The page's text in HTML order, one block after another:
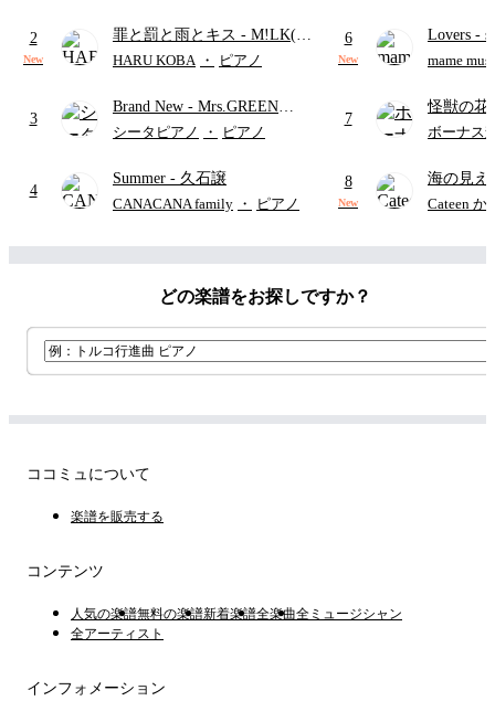
TAB 악보 포함 (5현 베이스 / 스탠다드 튜닝: 5B, 4E, 3A, 2D,
1G)
각 섹션의 시작 부분에 가사를 표기하여 연주 위치를 쉽게 확인
본 악보는 원본 CD 음원을 바탕으로 원곡의 베이스 연주를 최대
한 충실하게 재현할 수 있도록 채보했습니다.
4현 E♭ 스탠다드 튜닝(4E♭, 3A♭, 2D♭, 1G♭) 버전도 별도로
판매 중입니다.
[CN]
附TAB谱（适用于五弦贝斯／标准调弦：5B、4E、3A、2D、
不使用反复记号，方便演奏时阅读。
每个乐段开头都标注了歌词，便于确认演奏位置。
本乐谱根据原版CD音源进行扒谱，力求最大程度还原原曲的贝斯
另有适用于四弦降半音调弦（4E♭、3A♭、2D♭、1G♭）的版
本可供购买。
ード・ペダル付き/『映画ちい
かわ 人魚の島のひみつ』よ
2
New
罪と罰と雨とキス - M!LK(佐
野勇斗&吉田仁人)
HARU KOBA ・ ピアノ
3
Brand New - Mrs.GREEN
APPLE
シータピアノ ・ ピアノ
4
Summer - 久石譲
CANACANA family ・ ピアノ
6
New
Lovers -
ト)
mame
7
怪獣の
ードパー
ボーナス
8
New
海の見
Cateen か
どの楽譜をお探しですか？
ココミュについて
楽譜を販売する
コンテンツ
人気の楽譜無料の楽譜新着楽譜全楽曲全ミュージシャン
全アーティスト
インフォメーション